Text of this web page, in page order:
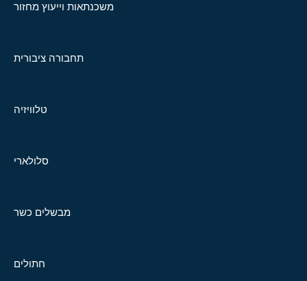
משכנתאות וייעוץ מחזור
תחבורה ציבורית
טלוויזיה
סלולארי
מבשלים כשר
חתולים